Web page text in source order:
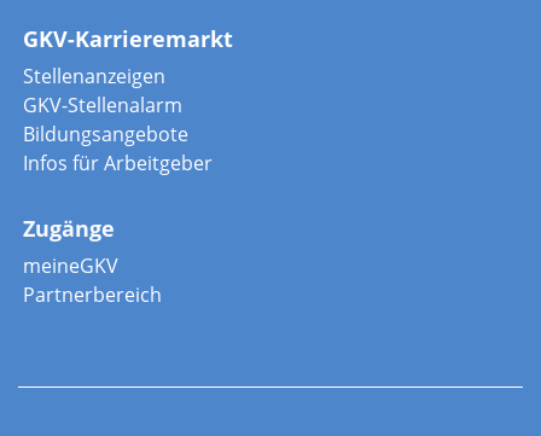
GKV-Karrieremarkt
Stellenanzeigen
GKV-Stellenalarm
Bildungsangebote
Infos für Arbeitgeber
Zugänge
meineGKV
Partnerbereich